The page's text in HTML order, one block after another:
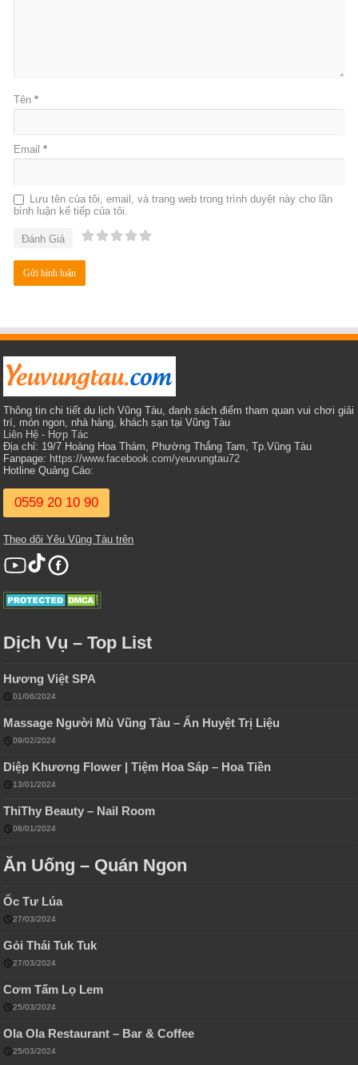
Tên*
Email*
Lưu tên của tôi, email, và trang web trong trình duyệt này cho lần
bình luận kế tiếp của tôi.
Đánh Giá
Thông tin chi tiết du lịch Vũng Tàu, danh sách điểm tham quan vui chơi giải
trí, món ngon, nhà hàng, khách sạn tại Vũng Tàu
Liên Hệ - Hợp Tác
Địa chỉ: 19/7 Hoàng Hoa Thám, Phường Thắng Tam, Tp.Vũng Tàu
Fanpage: https://www.facebook.com/yeuvungtau72
Hotline Quảng Cáo:
0559 20 10 90
Theo dõi Yêu Vũng Tàu trên
Dịch Vụ – Top List
Hương Việt SPA
01/06/2024
Massage Người Mù Vũng Tàu – Ấn Huyệt Trị Liệu
09/02/2024
Diệp Khương Flower | Tiệm Hoa Sáp – Hoa Tiền
13/01/2024
ThiThy Beauty – Nail Room
08/01/2024
Ăn Uống – Quán Ngon
Ốc Tư Lúa
27/03/2024
Gỏi Thái Tuk Tuk
27/03/2024
Cơm Tấm Lọ Lem
25/03/2024
Ola Ola Restaurant – Bar & Coffee
25/03/2024